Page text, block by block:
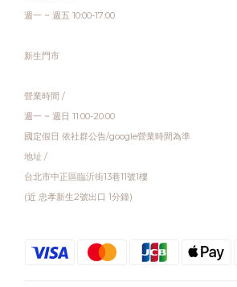
週一 ~ 週五 10:00-17:00
新生門市
營業時間 /
週一 ~ 週日 11:00-20:00
國定假日 依社群公告/google營業時間為準
地址 /
台北市中正區臨沂街13巷11號1樓
(近 忠孝新生2號出口 1分鐘)